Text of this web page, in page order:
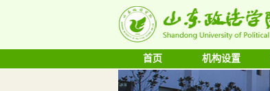
首页 机构设置